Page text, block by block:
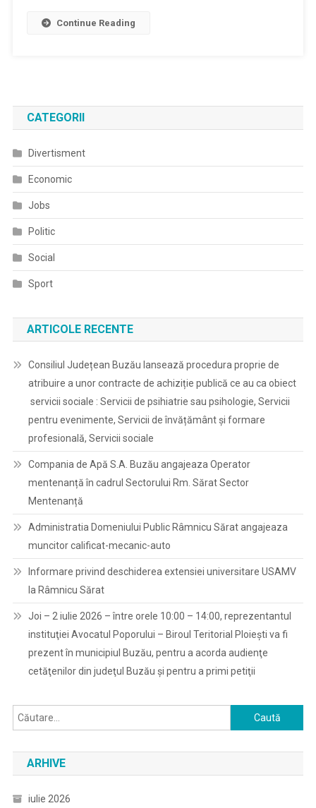
Continue Reading
CATEGORII
Divertisment
Economic
Jobs
Politic
Social
Sport
ARTICOLE RECENTE
Consiliul Județean Buzău lansează procedura proprie de
atribuire a unor contracte de achiziție publică ce au ca obiect
servicii sociale : Servicii de psihiatrie sau psihologie, Servicii
pentru evenimente, Servicii de învățământ și formare
profesională, Servicii sociale
Compania de Apă S.A. Buzău angajeaza Operator
mentenanță în cadrul Sectorului Rm. Sărat Sector
Mentenanță
Administratia Domeniului Public Râmnicu Sărat angajeaza
muncitor calificat-mecanic-auto
Informare privind deschiderea extensiei universitare USAMV
la Râmnicu Sărat
Joi – 2 iulie 2026 – între orele 10:00 – 14:00, reprezentantul
instituţiei Avocatul Poporului – Biroul Teritorial Ploieşti va fi
prezent în municipiul Buzău, pentru a acorda audienţe
cetăţenilor din judeţul Buzău şi pentru a primi petiţii
Caută
după:
ARHIVE
iulie 2026